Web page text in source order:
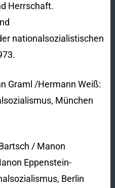
Herrschaft.
nationalsozialistischen
Graml /Hermann Weiß:
München
/ Manon
Eppenstein-
Berlin